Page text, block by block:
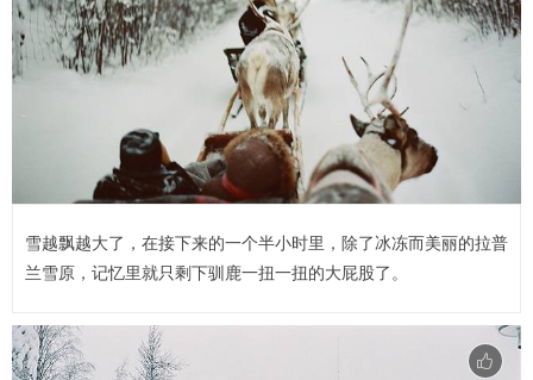
雪越飘越大了，在接下来的一个半小时里，除了冰冻而美丽的拉普
兰雪原，记忆里就只剩下驯鹿一扭一扭的大屁股了。